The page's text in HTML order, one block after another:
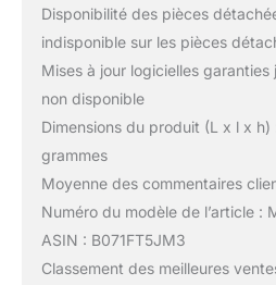
Disponibilité des pièces
indisponible sur les pièces
Mises à jour logicielles garanties
non disponible
Dimensions du produit (L x l x
grammes
Moyenne des commentaires
Numéro du modèle de l’article :
ASIN : B071FT5JM3
Classement des meilleures